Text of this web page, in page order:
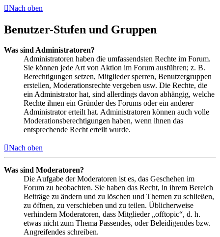
Nach oben
Benutzer-Stufen und Gruppen
Was sind Administratoren?
Administratoren haben die umfassendsten Rechte im Forum.
Sie können jede Art von Aktion im Forum ausführen; z. B.
Berechtigungen setzen, Mitglieder sperren, Benutzergruppen
erstellen, Moderationsrechte vergeben usw. Die Rechte, die
ein Administrator hat, sind allerdings davon abhängig, welche
Rechte ihnen ein Gründer des Forums oder ein anderer
Administrator erteilt hat. Administratoren können auch volle
Moderationsberechtigungen haben, wenn ihnen das
entsprechende Recht erteilt wurde.
Nach oben
Was sind Moderatoren?
Die Aufgabe der Moderatoren ist es, das Geschehen im
Forum zu beobachten. Sie haben das Recht, in ihrem Bereich
Beiträge zu ändern und zu löschen und Themen zu schließen,
zu öffnen, zu verschieben und zu teilen. Üblicherweise
verhindern Moderatoren, dass Mitglieder „offtopic“, d. h.
etwas nicht zum Thema Passendes, oder Beleidigendes bzw.
Angreifendes schreiben.